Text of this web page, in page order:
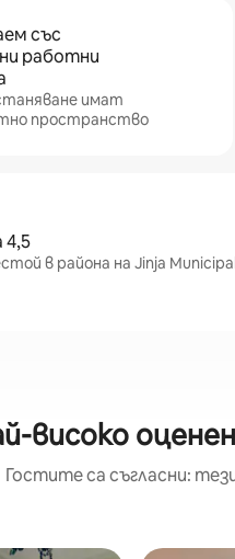
със
работни
имат
пространство
4,5
в района на Jinja
високо
Гостите са съгласни: